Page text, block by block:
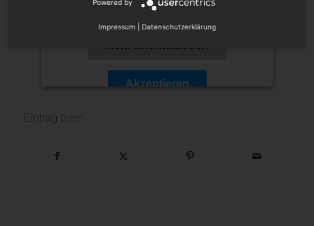
Akzeptieren
Powered by
Eintrag teilen
Powered by
Impressum Datenschutzerklärung